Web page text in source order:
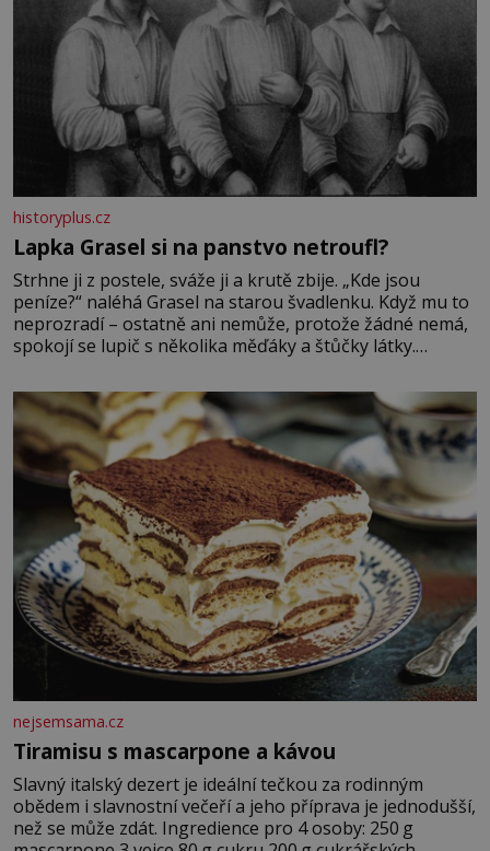
historyplus.cz
Lapka Grasel si na panstvo netroufl?
Strhne ji z postele, sváže ji a krutě zbije. „Kde jsou
peníze?“ naléhá Grasel na starou švadlenku. Když mu to
neprozradí – ostatně ani nemůže, protože žádné nemá,
spokojí se lupič s několika měďáky a štůčky látky.
krutý. Jeho činy budí hrůzu ještě dlouho po jeho smrti
nejsemsama.cz
Tiramisu s mascarpone a kávou
Slavný italský dezert je ideální tečkou za rodinným
obědem i slavnostní večeří a jeho příprava je jednodušší,
než se může zdát. Ingredience pro 4 osoby: 250 g